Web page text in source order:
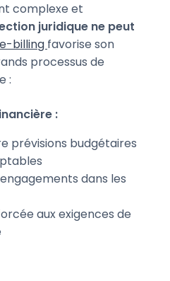
complexe et
juridique ne peut
billing favorise son
processus de
:
:
prévisions budgétaires
dans les
aux exigences de